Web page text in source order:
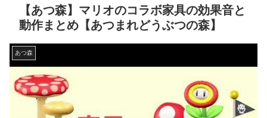
【あつ森】マリオのコラボ家具の効果音と
動作まとめ【あつまれどうぶつの森】
あつ森